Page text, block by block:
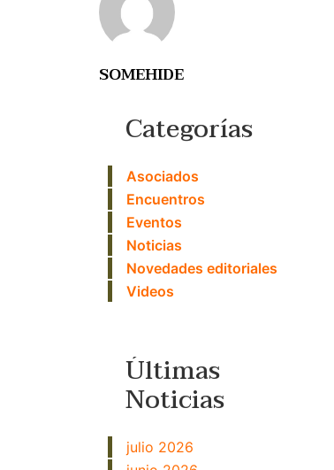
SOMEHIDE
Categorías
Asociados
Encuentros
Eventos
Noticias
Novedades editoriales
Videos
Últimas
Noticias
julio 2026